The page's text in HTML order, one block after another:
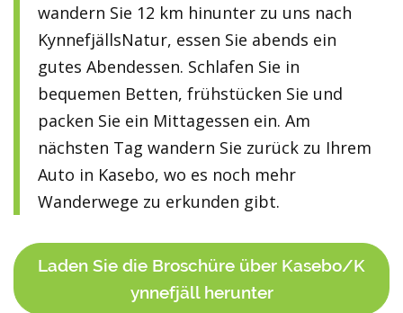
wandern Sie 12 km hinunter zu uns nach
KynnefjällsNatur, essen Sie abends ein
gutes Abendessen. Schlafen Sie in
bequemen Betten, frühstücken Sie und
packen Sie ein Mittagessen ein. Am
nächsten Tag wandern Sie zurück zu Ihrem
Auto in Kasebo, wo es noch mehr
Wanderwege zu erkunden gibt.
Laden Sie die Broschüre über Kasebo/K
ynnefjäll herunter